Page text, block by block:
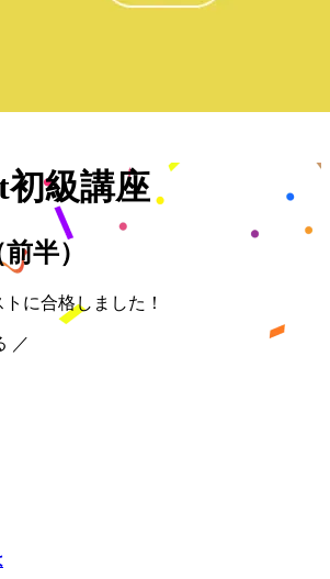
初級講座
半）
に合格しました！
／